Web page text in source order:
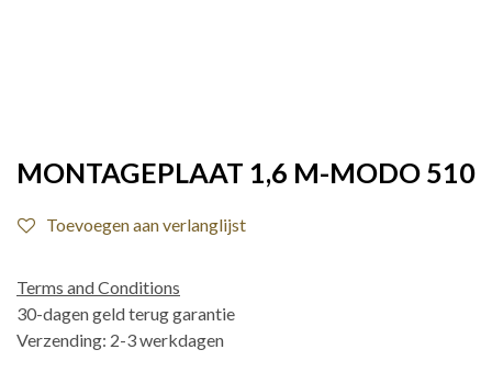
MONTAGEPLAAT 1,6 M-MODO 510
Toevoegen aan verlanglijst
Terms and Conditions
30-dagen geld terug garantie
Verzending: 2-3 werkdagen